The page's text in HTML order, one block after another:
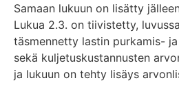
Samaan lukuun on lisätty
Lukua 2.3. on tiivistetty,
täsmennetty lastin purkamis-
sekä kuljetuskustannusten
ja lukuun on tehty lisäys